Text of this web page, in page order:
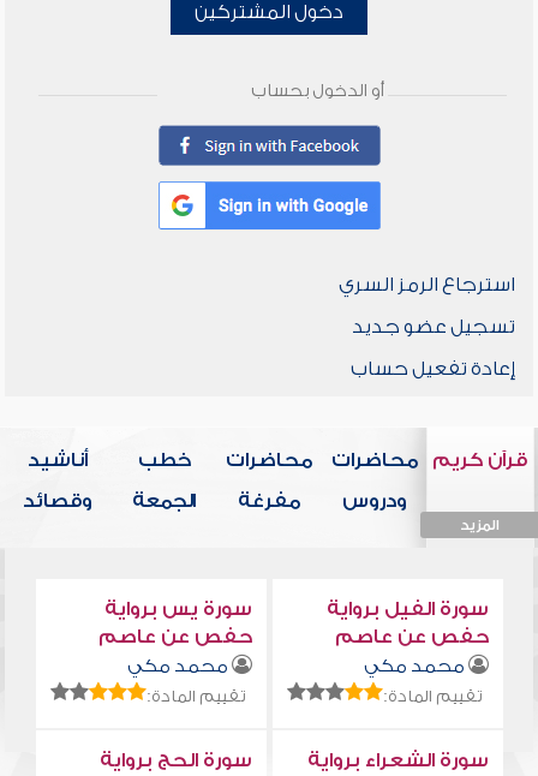
دخول المشتركين
أو الدخول بحساب
استرجاع الرمز السري
تسجيل عضو جديد
إعادة تفعيل حساب
قرآن كريم
المزيد
محاضرات
ودروس
محاضرات
مفرغة
خطب
الجمعة
أناشيد
وقصائد
سورة الفيل برواية
حفص عن عاصم
محمد مكي
تقييم المادة:
سورة يس برواية
حفص عن عاصم
محمد مكي
تقييم المادة:
سورة الشعراء برواية
سورة الحج برواية